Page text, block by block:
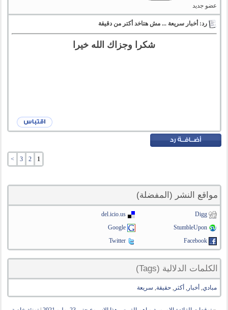
عضو جديد
رد: أخبار سريعة ... مش هتاخد أكتر من دقيقة
شكرا وجزاك الله خيرا
1
2
3
>
مواقع النشر (المفضلة)
Digg
del.icio.us
StumbleUpon
Google
Facebook
Twitter
الكلمات الدلالية (Tags)
مبادي, أخبار , أكثر ,حقيقة, سريعة